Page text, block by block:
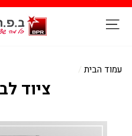
עמוד הבית /
ציוד